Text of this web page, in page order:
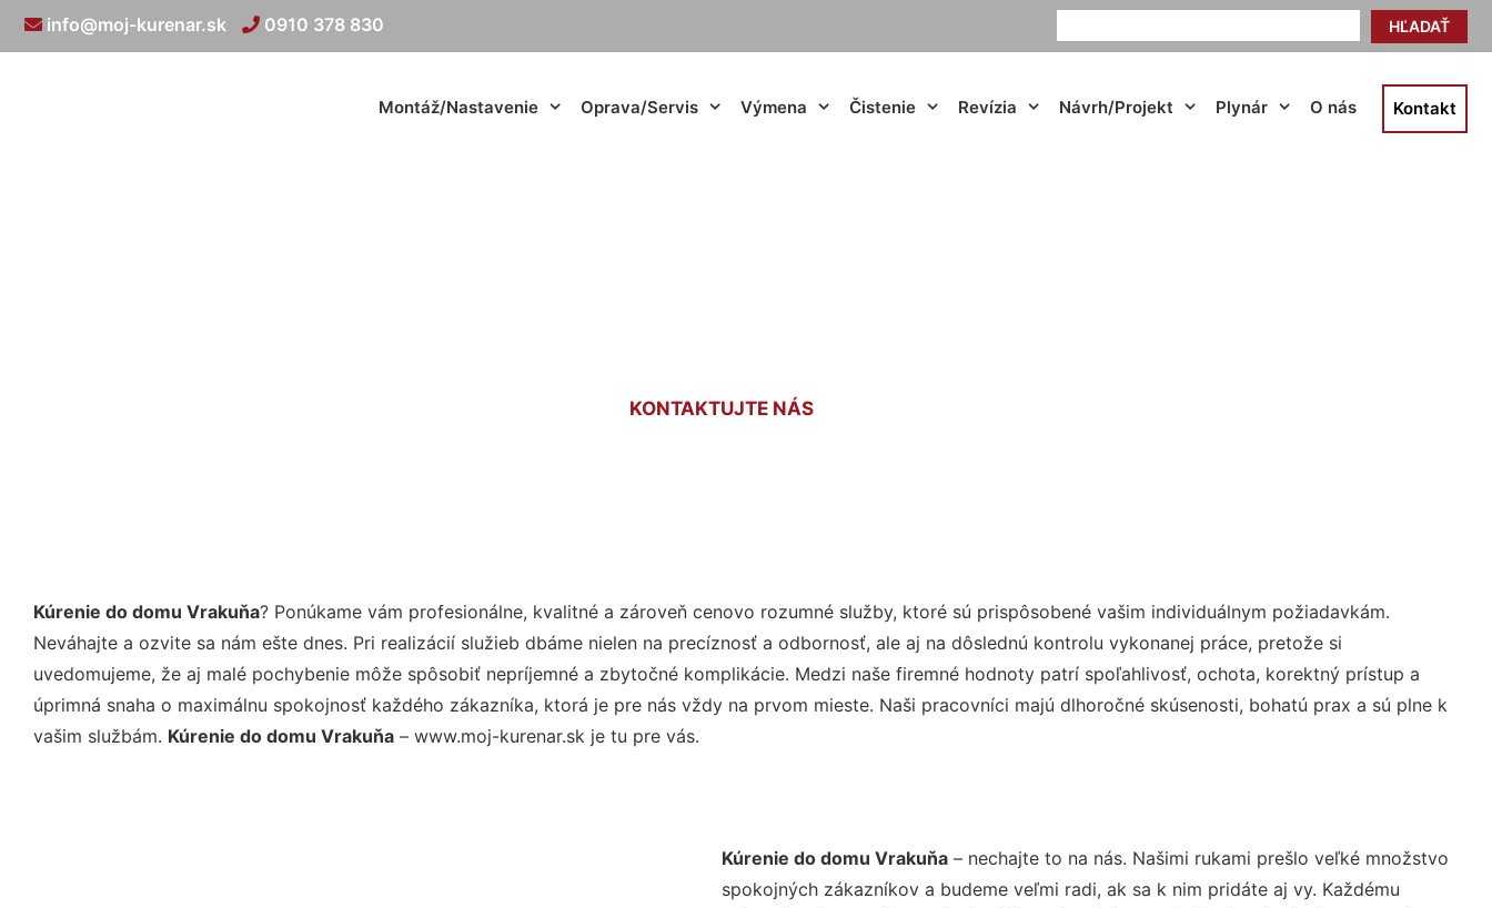
HĽADAŤ
info@moj-kurenar.sk 0910 378 830
Montáž/Nastavenie Oprava/Servis Výmena Čistenie Revízia Návrh/Projekt Plynár O nás Kontakt
KONTAKTUJTE NÁS
Kúrenie do domu Vrakuňa? Ponúkame vám profesionálne, kvalitné a zároveň cenovo rozumné služby, ktoré sú prispôsobené vašim individuálnym požiadavkám.
Neváhajte a ozvite sa nám ešte dnes. Pri realizácií služieb dbáme nielen na precíznosť a odbornosť, ale aj na dôslednú kontrolu vykonanej práce, pretože si
uvedomujeme, že aj malé pochybenie môže spôsobiť nepríjemné a zbytočné komplikácie. Medzi naše firemné hodnoty patrí spoľahlivosť, ochota, korektný prístup a
úprimná snaha o maximálnu spokojnosť každého zákazníka, ktorá je pre nás vždy na prvom mieste. Naši pracovníci majú dlhoročné skúsenosti, bohatú prax a sú plne k
vašim službám. Kúrenie do domu Vrakuňa – www.moj-kurenar.sk je tu pre vás.
Kúrenie do domu Vrakuňa– nechajte to na nás. Našimi rukami prešlo veľké množstvo
spokojných zákazníkov a budeme veľmi radi, ak sa k nim pridáte aj vy. Každému